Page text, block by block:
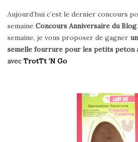
Aujourd’hui c’est le dernier concours
semaine Concours Anniversaire du Blog
semaine, je vous proposer de gagner
semelle fourrure pour les petits peton
avecTrotTt ‘N Go